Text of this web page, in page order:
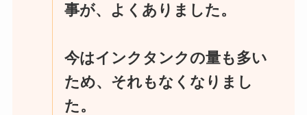
事が、よくありました。
今はインクタンクの量も多い
ため、それもなくなりまし
た。